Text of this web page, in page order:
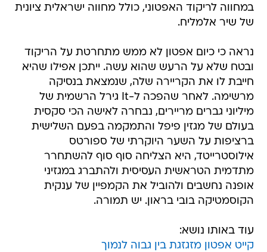
במחווה לריקוד האפטוני, כולל מחווה ישראלית ציונית
של שיר אלמליח.
נראה כי כיום אפטון לא ממש מתחרטת על הריקוד
ובטח שלא על הרעש שהוא עשה. ייתכן אפילו שהיא
חייבת לו את הקריירה שלה, שנמצאת בנסיקה
מרשימה. לאחר שהפכה ל-It גירל הרשמית של
מיליוני גברים מריירים, נבחרה לאישה הכי סקסית
בעולם של מגזין פיפל והתמקמה בפעם השלישית
ברציפות על השער היוקרתי של ספורטס
אילוסטרייטד, היא הצליחה סוף סוף להשתחרר
מתדמית הטראשית העסיסית ולהתברג במגזיני
אופנה נחשבים ולהוביל את הקמפיין של ענקית
הקוסמטיקה בובי בראון. יש תמורה.
עוד באותו נושא:
קייט אפטון מזגזגת בין גבוה לנמוך